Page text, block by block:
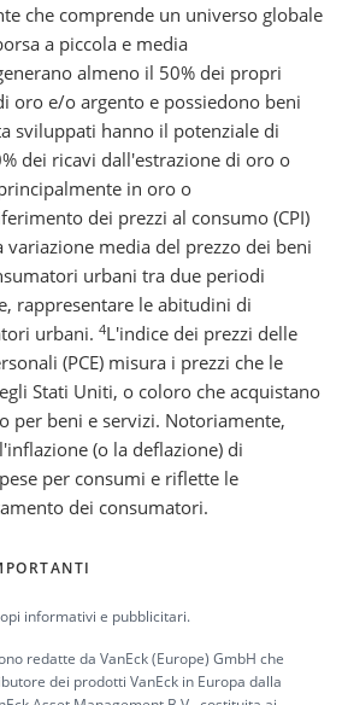
che comprende un universo globale
a piccola e media
almeno il 50% dei propri
oro e/o argento e possiedono beni
sviluppati hanno il potenziale di
dei ricavi dall'estrazione di oro o
in oro o
dei prezzi al consumo (CPI)
media del prezzo dei beni
urbani tra due periodi
rappresentare le abitudini di
urbani. 4L'indice dei prezzi delle
(PCE) misura i prezzi che le
Stati Uniti, o coloro che acquistano
per beni e servizi. Notoriamente,
(o la deflazione) di
per consumi e riflette le
dei consumatori.
informativi e pubblicitari.
redatte da VanEck (Europe) GmbH che
dei prodotti VanEck in Europa dalla